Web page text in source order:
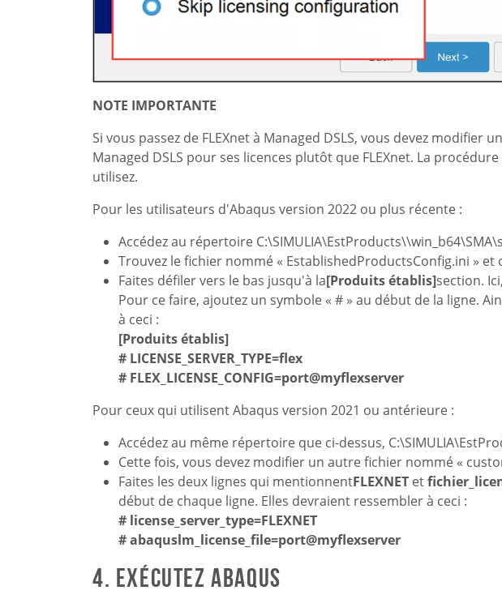
NOTE IMPORTANTE
Si vous passez de FLEXnet à Managed DSLS, vous devez
Managed DSLS pour ses licences plutôt que FLEXnet. La
utilisez.
Pour les utilisateurs d'Abaqus version 2022 ou plus récente :
Accédez au répertoire C:\SIMULIA\EstProducts\
Trouvez le fichier nommé « EstablishedProductsConfig.ini »
Faites défiler vers le bas jusqu'à la[Produits établis]section.
Pour ce faire, ajoutez un symbole « # » au début de la ligne.
à ceci :
[Produits établis]
# LICENSE_SERVER_TYPE=flex
# FLEX_LICENSE_CONFIG=port@myflexserver
Pour ceux qui utilisent Abaqus version 2021 ou antérieure :
Accédez au même répertoire que ci-dessus,
Cette fois, vous devez modifier un autre fichier nommé «
Faites les deux lignes qui mentionnentFLEXNET et
début de chaque ligne. Elles devraient ressembler à ceci :
# license_server_type=FLEXNET
# abaquslm_license_file=port@myflexserver
4. Exécutez Abaqus